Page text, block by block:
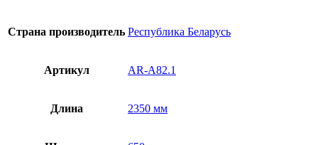
Страна производитель Республика Беларусь
Артикул AR-A82.1
Длина 2350 мм